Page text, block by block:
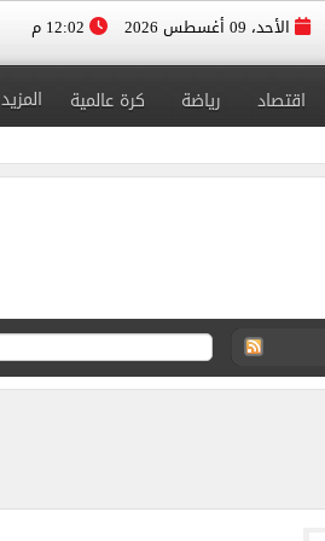
الأحد، 09 أغسطس 2026
اقتصاد رياضة كرة عالمية المزيد